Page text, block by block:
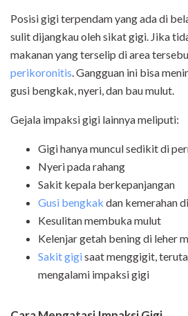
Posisi gigi terpendam yang ada di
sulit dijangkau oleh sikat gigi. Jika
makanan yang terselip di area
perikoronitis. Gangguan ini bisa
gusi bengkak, nyeri, dan bau mulut.
Gejala impaksi gigi lainnya meliputi:
Gigi hanya muncul sedikit di
Nyeri pada rahang
Sakit kepala berkepanjangan
Gusi bengkak dan kemerahan
Kesulitan membuka mulut
Kelenjar getah bening di leher
Sakit gigisaat menggigit,
mengalami impaksi gigi